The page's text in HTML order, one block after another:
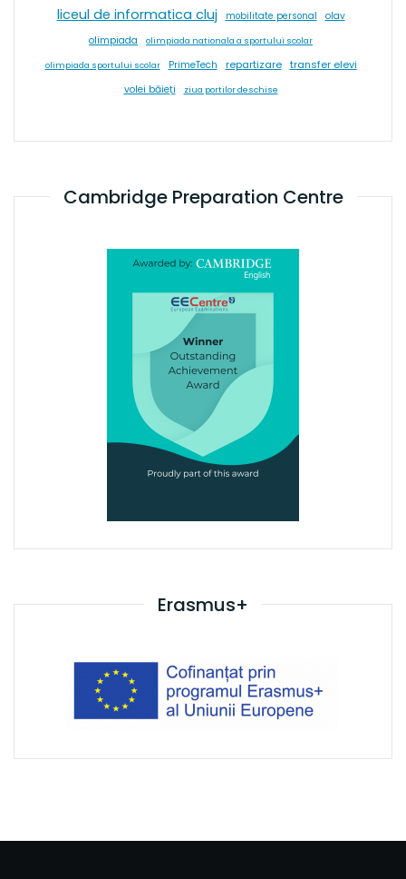
liceul de informatica cluj mobilitate personal
olav
olimpiada
olimpiada nationala a sportului scolar
olimpiada sportului scolar PrimeTech repartizare transfer elevi
volei băieți ziua portilor deschise
Cambridge Preparation Centre
Erasmus+